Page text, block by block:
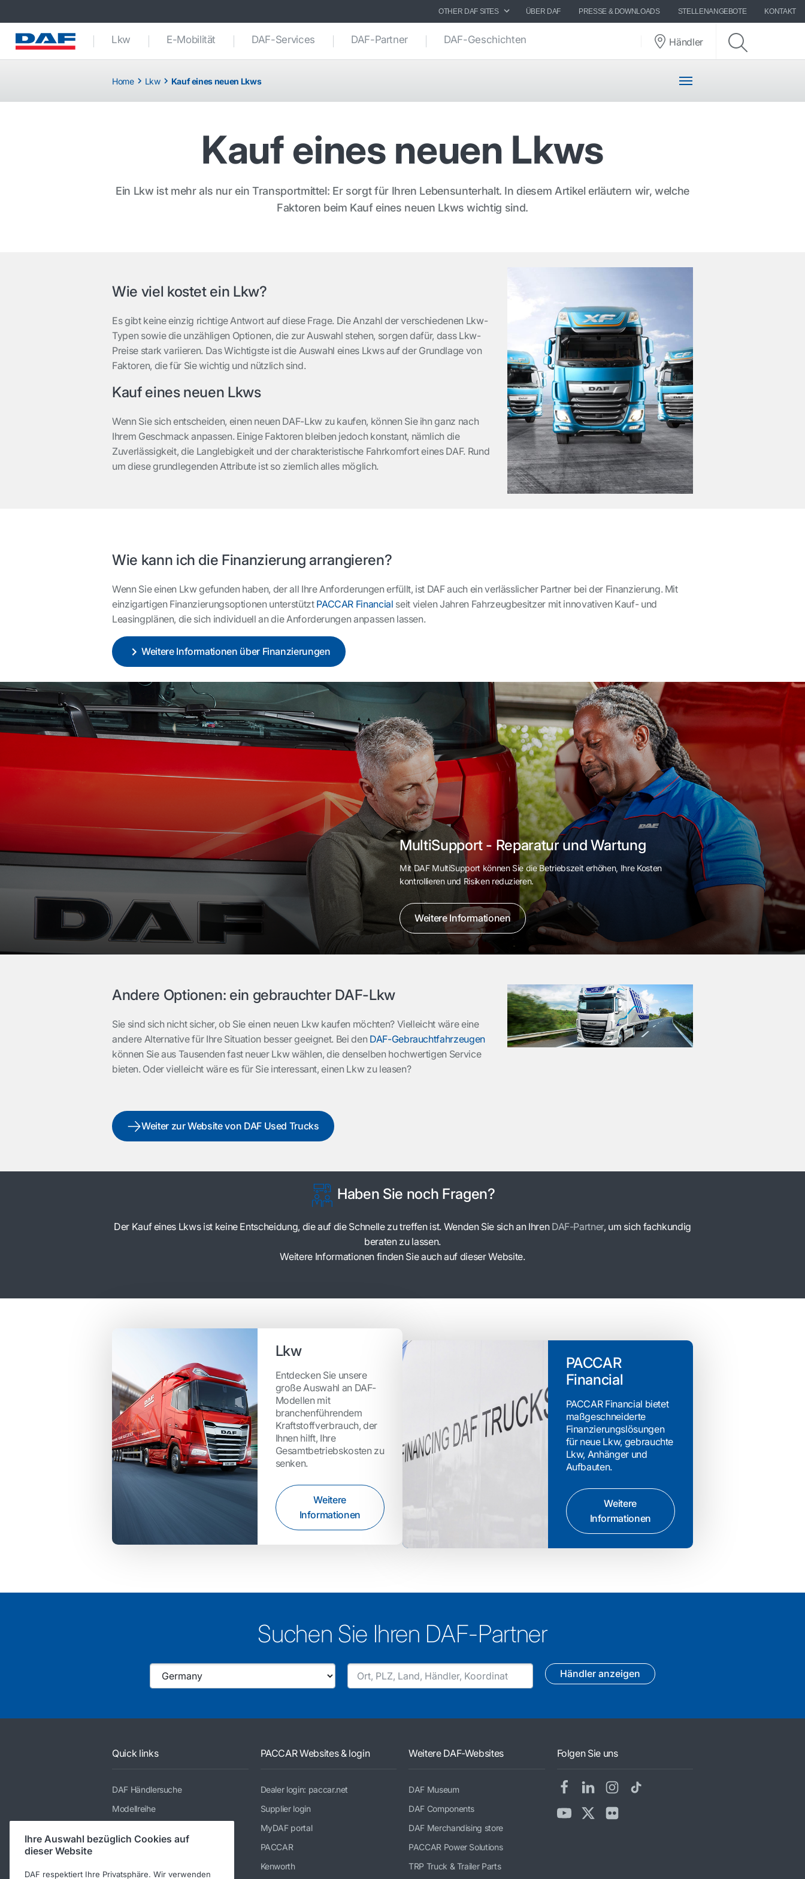
OTHER DAF SITES ÜBER DAF PRESSE & DOWNLOADS STELLENANGEBOTE KONTAKT
Lkw E-Mobilität DAF-Services DAF-Partner DAF-Geschichten Händler
Home Lkw Kauf eines neuen Lkws
Kauf eines neuen Lkws
Ein Lkw ist mehr als nur ein Transportmittel: Er sorgt für Ihren Lebensunterhalt. In diesem Artikel erläutern wir, welche
Faktoren beim Kauf eines neuen Lkws wichtig sind.
Wie viel kostet ein Lkw?
Es gibt keine einzig richtige Antwort auf diese Frage. Die Anzahl der verschiedenen Lkw-
Typen sowie die unzähligen Optionen, die zur Auswahl stehen, sorgen dafür, dass Lkw-
Preise stark variieren. Das Wichtigste ist die Auswahl eines Lkws auf der Grundlage von
Faktoren, die für Sie wichtig und nützlich sind.
Kauf eines neuen Lkws
Wenn Sie sich entscheiden, einen neuen DAF-Lkw zu kaufen, können Sie ihn ganz nach
Ihrem Geschmack anpassen. Einige Faktoren bleiben jedoch konstant, nämlich die
Zuverlässigkeit, die Langlebigkeit und der charakteristische Fahrkomfort eines DAF. Rund
um diese grundlegenden Attribute ist so ziemlich alles möglich.
Wie kann ich die Finanzierung arrangieren?
Wenn Sie einen Lkw gefunden haben, der all Ihre Anforderungen erfüllt, ist DAF auch ein verlässlicher Partner bei der Finanzierung. Mit
einzigartigen Finanzierungsoptionen unterstützt PACCAR Financial seit vielen Jahren Fahrzeugbesitzer mit innovativen Kauf- und
Leasingplänen, die sich individuell an die Anforderungen anpassen lassen.
Weitere Informationen über Finanzierungen
MultiSupport - Reparatur und Wartung
Mit DAF MultiSupport können Sie die Betriebszeit erhöhen, Ihre Kosten
kontrollieren und Risiken reduzieren.
Weitere Informationen
Andere Optionen: ein gebrauchter DAF-Lkw
Sie sind sich nicht sicher, ob Sie einen neuen Lkw kaufen möchten? Vielleicht wäre eine
andere Alternative für Ihre Situation besser geeignet. Bei den DAF-Gebrauchtfahrzeugen
können Sie aus Tausenden fast neuer Lkw wählen, die denselben hochwertigen Service
bieten. Oder vielleicht wäre es für Sie interessant, einen Lkw zu leasen?
Weiter zur Website von DAF Used Trucks
Haben Sie noch Fragen?
Der Kauf eines Lkws ist keine Entscheidung, die auf die Schnelle zu treffen ist. Wenden Sie sich an Ihren DAF-Partner, um sich fachkundig
beraten zu lassen.
Weitere Informationen finden Sie auch auf dieser Website.
Lkw
Entdecken Sie unsere
große Auswahl an DAF-
Modellen mit
branchenführendem
Kraftstoffverbrauch, der
Ihnen hilft, Ihre
Gesamtbetriebskosten zu
senken.
Weitere
Informationen
PACCAR
Financial
PACCAR Financial bietet
maßgeschneiderte
Finanzierungslösungen
für neue Lkw, gebrauchte
Lkw, Anhänger und
Aufbauten.
Weitere
Informationen
Suchen Sie Ihren DAF-Partner
Händler anzeigen
Quick links
DAF Händlersuche
Modellreihe
Presse und Downloads
PACCAR Websites & login
Dealer login: paccar.net
Supplier login
MyDAF portal
PACCAR
Kenworth
Weitere DAF-Websites
DAF Museum
DAF Components
DAF Merchandising store
PACCAR Power Solutions
TRP Truck & Trailer Parts
Folgen Sie uns
Ihre Auswahl bezüglich Cookies auf
dieser Website
DAF respektiert Ihre Privatsphäre. Wir verwenden